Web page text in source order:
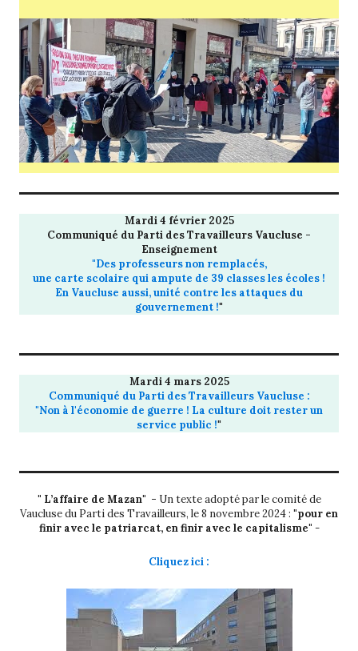
Mardi 4 février 2025
Communiqué du Parti des Travailleurs Vaucluse -
Enseignement
"Des professeurs non remplacés,
une carte scolaire qui ampute de 39 classes les écoles !
En Vaucluse aussi, unité contre les attaques du
gouvernement !"
Mardi 4 mars 2025
Communiqué du Parti des Travailleurs Vaucluse :
"Non à l'économie de guerre ! La culture doit rester un
service public !"
" L’affaire de Mazan" - Un texte adopté par le comité de
Vaucluse du Parti des Travailleurs, le 8 novembre 2024 : "pour en
finir avec le patriarcat, en finir avec le capitalisme" -
Cliquez ici :